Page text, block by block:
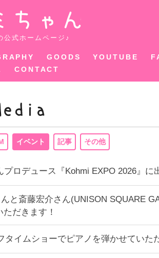
ハラミちゃん
公式ホームページ♪
GOODS YOUTUBE
CONTACT
イベント 記事 その他
ロデュース『Kohmi EXPO 2026』に
と斎藤宏介さん(UNISON SQUARE
だきます！
イムショーでピアノを弾かせていた